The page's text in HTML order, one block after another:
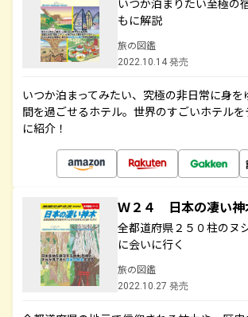
いつか泊まりたい至極の
もに解説
旅の図鑑
2022.10.14 発売
いつか泊まってみたい、究極の非日常に身
間を過ごせるホテル。世界のすごいホテル
に紹介！
Ｗ２４ 日本の凄い
全都道府県２５０柱のヌ
に会いに行く
旅の図鑑
2022.10.27 発売